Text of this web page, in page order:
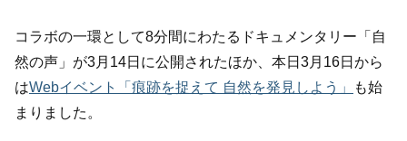
コラボの一環として8分間にわたるドキュメンタリー「自
然の声」が3月14日に公開されたほか、本日3月16日から
はWebイベント「痕跡を捉えて 自然を発見しよう」
も始
まりました。